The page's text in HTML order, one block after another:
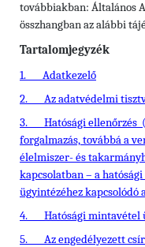
továbbiakban: Általános
összhangban az alábbi
Tartalomjegyzék
1.
Adatkezelő
2.
Az adatvédelmi
3.
Hatósági ellenőrzés
forgalmazás, továbbá a
élelmiszer- és
kapcsolatban – a
ügyintézéhez kapcsolódó
4.
Hatósági mintavétel
5.
Az engedélyezett